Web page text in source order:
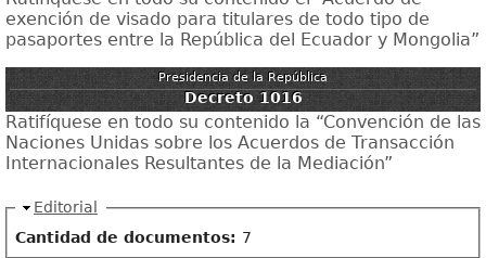
exención de visado para titulares de todo tipo de
pasaportes entre la República del Ecuador y Mongolia”
Presidencia de la República
Decreto 1016
Ratifíquese en todo su contenido la “Convención de las
Naciones Unidas sobre los Acuerdos de Transacción
Internacionales Resultantes de la Mediación”
Ocultar
Editorial
Cantidad de documentos: 7